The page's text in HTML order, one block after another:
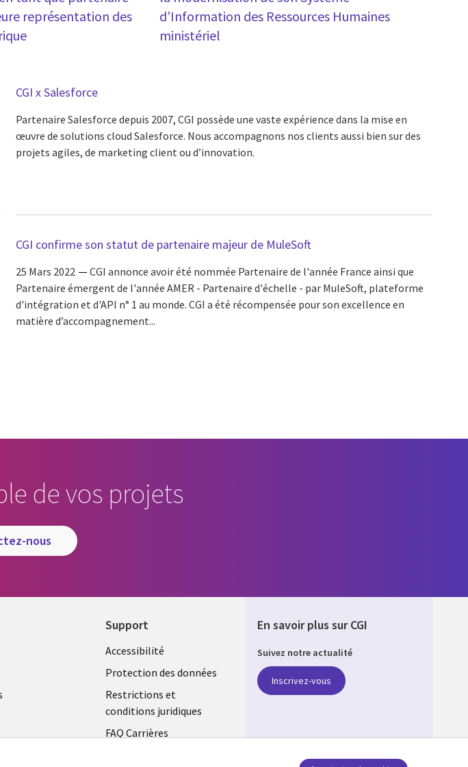
représentation des
d’Information des Ressources Humaines
ministériel
CGI x Salesforce
Partenaire Salesforce depuis 2007, CGI possède une vaste expérience dans la mise en
œuvre de solutions cloud Salesforce. Nous accompagnons nos clients aussi bien sur des
projets agiles, de marketing client ou d’innovation.
CGI confirme son statut de partenaire majeur de MuleSoft
25 Mars 2022
CGI annonce avoir été nommée Partenaire de l'année France ainsi que
Partenaire émergent de l'année AMER - Partenaire d'échelle - par MuleSoft, plateforme
d'intégration et d'API n° 1 au monde. CGI a été récompensée pour son excellence en
matière d’accompagnement...
de vos projets
nous
Support
Legal
FRANCE
Accessibilité
Protection des données
Restrictions et
conditions juridiques
FAQ Carrières
En savoir plus sur CGI
Suivez notre actualité
Inscrivez-vous